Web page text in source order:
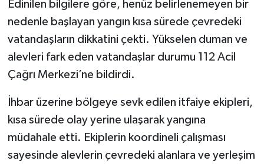
Edinilen bilgilere göre, henüz belirlenemeyen bir
nedenle başlayan yangın kısa sürede çevredeki
vatandaşların dikkatini çekti. Yükselen duman ve
alevleri fark eden vatandaşlar durumu 112 Acil
Çağrı Merkezi’ne bildirdi.
İhbar üzerine bölgeye sevk edilen itfaiye ekipleri,
kısa sürede olay yerine ulaşarak yangına
müdahale etti. Ekiplerin koordineli çalışması
sayesinde alevlerin çevredeki alanlara ve yerleşim